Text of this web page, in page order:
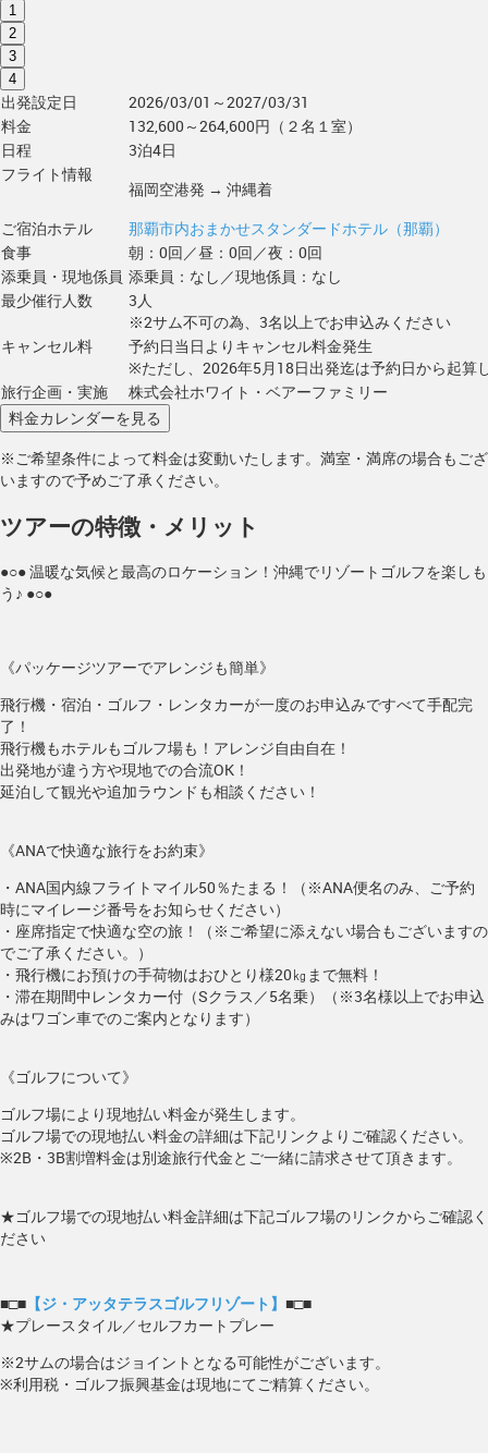
1
2
3
4
出発設定日
2026/03/01～2027/03/31
料金
132,600～264,600円（２名１室）
日程
3泊4日
フライト情報
福岡空港発 → 沖縄着
ご宿泊ホテル
那覇市内おまかせスタンダードホテル（那覇）
食事
朝：0回／昼：0回／夜：0回
添乗員・現地係員 添乗員：なし／現地係員：なし
最少催行人数
3人
※2サム不可の為、3名以上でお申込みください
キャンセル料
予約日当日よりキャンセル料金発生
※ただし、2026年5月18日出発迄は予約日から起算
旅行企画・実施
株式会社ホワイト・ベアーファミリー
※ご希望条件によって料金は変動いたします。満室・満席の場合もござ
いますので予めご了承ください。
ツアーの特徴・メリット
●○● 温暖な気候と最高のロケーション！沖縄でリゾートゴルフを楽しも
う♪ ●○●
《パッケージツアーでアレンジも簡単》
飛行機・宿泊・ゴルフ・レンタカーが一度のお申込みですべて手配完
了！
飛行機もホテルもゴルフ場も！アレンジ自由自在！
出発地が違う方や現地での合流OK！
延泊して観光や追加ラウンドも相談ください！
《ANAで快適な旅行をお約束》
・ANA国内線フライトマイル50％たまる！（※ANA便名のみ、ご予約
時にマイレージ番号をお知らせください）
・座席指定で快適な空の旅！（※ご希望に添えない場合もございますの
でご了承ください。）
・飛行機にお預けの手荷物はおひとり様20㎏まで無料！
・滞在期間中レンタカー付（Sクラス／5名乗）（※3名様以上でお申込
みはワゴン車でのご案内となります）
《ゴルフについて》
ゴルフ場により現地払い料金が発生します。
ゴルフ場での現地払い料金の詳細は下記リンクよりご確認ください。
※2B・3B割増料金は別途旅行代金とご一緒に請求させて頂きます。
★ゴルフ場での現地払い料金詳細は下記ゴルフ場のリンクからご確認く
ださい
■□■ 【ジ・アッタテラスゴルフリゾート】 ■□■
★プレースタイル／セルフカートプレー
※2サムの場合はジョイントとなる可能性がございます。
※利用税・ゴルフ振興基金は現地にてご精算ください。